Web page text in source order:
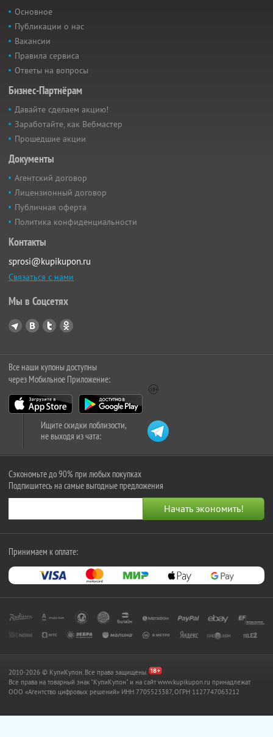
Основное
Публикации о нас
Вакансии
Правила сервиса
Ответы на вопросы
Бизнес-Партнёрам
Давайте сделаем акцию!
Заработайте, как Вебмастер
Прошедшие акции
Документы
Агентский договор
Лицензионный договор
Публичная оферта
Политика конфиденциальности
Контакты
sprosi@kupikupon.ru
Связаться с нами
Мы в Соцсетях
Все наши купоны доступны
через Мобильное Приложение:
Ищите скидки поблизости,
не выходя из чата:
Сэкономьте до 90% при любых покупках
Подпишитесь на самые выгодные предложения
Принимаем к оплате:
2010-2026 © КупиКупон. Все права защищены.
Все права на товарный знак "КупиКупон" и на сайт www.kupikupon.ru принадлежат
OOO «Агентство цифровых решений» ИНН 7705523387, ОГРН 1127747063212